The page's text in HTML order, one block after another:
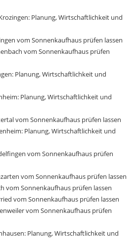
Planung, Wirtschaftlichkeit und
vom Sonnenkaufhaus prüfen lassen
vom Sonnenkaufhaus prüfen
Planung, Wirtschaftlichkeit und
Planung, Wirtschaftlichkeit und
vom Sonnenkaufhaus prüfen lassen
Planung, Wirtschaftlichkeit und
vom Sonnenkaufhaus prüfen
vom Sonnenkaufhaus prüfen lassen
vom Sonnenkaufhaus prüfen lassen
vom Sonnenkaufhaus prüfen lassen
vom Sonnenkaufhaus prüfen
Planung, Wirtschaftlichkeit und